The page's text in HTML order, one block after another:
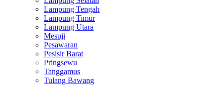
Lampung Tengah
Lampung Timur
Lampung Utara
Mesuji
Pesawaran
Pesisir Barat
Pringsewu
Tanggamus
Tulang Bawang